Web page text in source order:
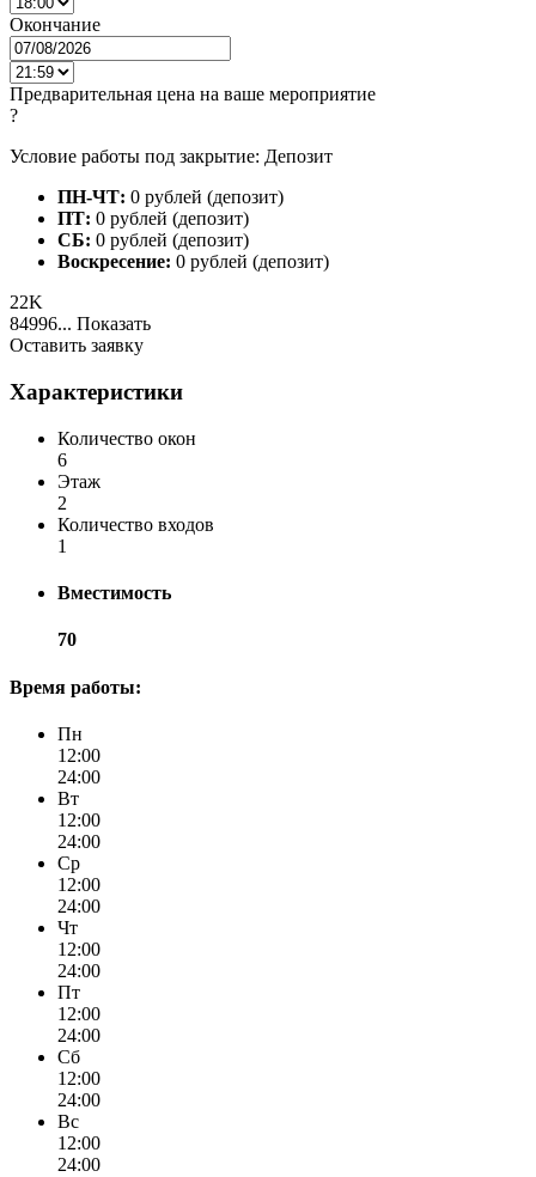
Окончание
Предварительная цена на ваше мероприятие
?
Условие работы под закрытие: Депозит
ПН-ЧТ: 0 рублей (депозит)
ПТ: 0 рублей (депозит)
СБ: 0 рублей (депозит)
Воскресение: 0 рублей (депозит)
22K
84996... Показать
Оставить заявку
Характеристики
Количество окон
6
Этаж
2
Количество входов
1
Вместимость
70
Время работы:
Пн
12:00
24:00
Вт
12:00
24:00
Ср
12:00
24:00
Чт
12:00
24:00
Пт
12:00
24:00
Сб
12:00
24:00
Вс
12:00
24:00